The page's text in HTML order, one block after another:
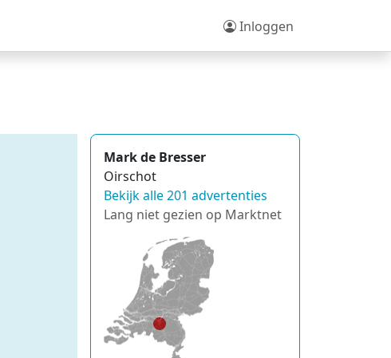
Inloggen
Mark de Bresser
Oirschot
Bekijk alle 201 advertenties
Lang niet gezien op Marktnet